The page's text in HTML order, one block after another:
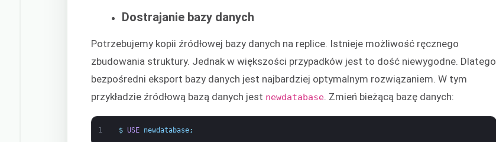
Dostrajanie bazy danych
Potrzebujemy kopii źródłowej bazy danych na replice. Istnieje możliwość ręcznego
zbudowania struktury. Jednak w większości przypadków jest to dość niewygodne. Dlatego
bezpośredni eksport bazy danych jest najbardziej optymalnym rozwiązaniem. W tym
przykładzie źródłową bazą danych jest newdatabase. Zmień bieżącą bazę danych:
1 $ USE newdatabase;